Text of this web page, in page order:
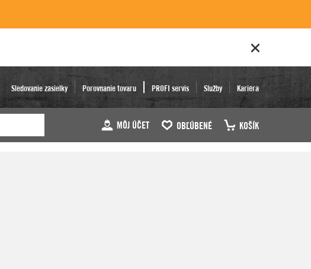
Sledovanie zásielky Porovnanie tovaru PROFI servis Služby Kariéra
MÔJ ÚČET OBĽÚBENÉ KOŠÍK